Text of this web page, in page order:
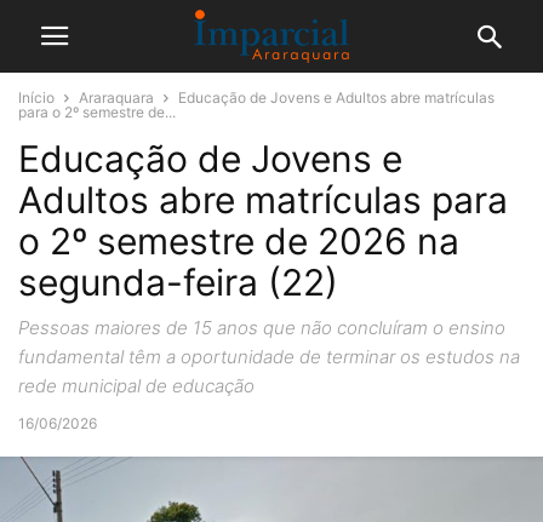
Início Araraquara
Educação de Jovens e Adultos abre matrículas
para o 2º semestre de...
Educação de Jovens e
Adultos abre matrículas para
o 2º semestre de 2026 na
segunda-feira (22)
Pessoas maiores de 15 anos que não concluíram o ensino
fundamental têm a oportunidade de terminar os estudos na
rede municipal de educação
16/06/2026